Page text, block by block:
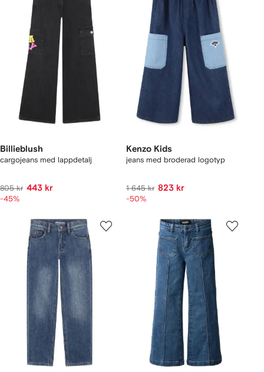
Billieblush
cargojeans med lappdetalj
805 kr 443 kr
-45%
Kenzo Kids
jeans med broderad logotyp
1 645 kr 823 kr
-50%